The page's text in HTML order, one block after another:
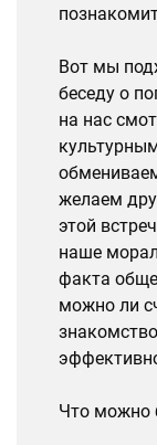
Вот мы
беседу о
на нас
желаем
этой
наше
факта
можно ли
Что можно